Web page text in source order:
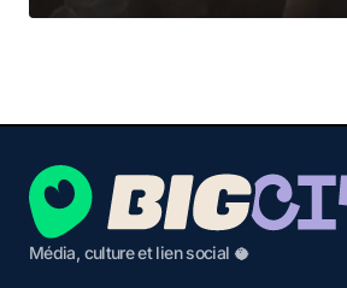
Média, culture et lien social 🥥